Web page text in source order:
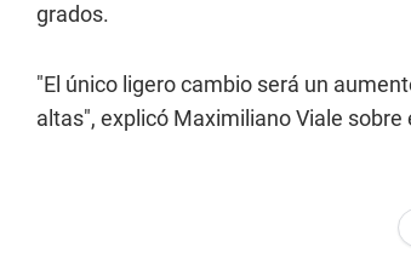
grados.
"El único ligero cambio será un
altas", explicó Maximiliano Viale sobre